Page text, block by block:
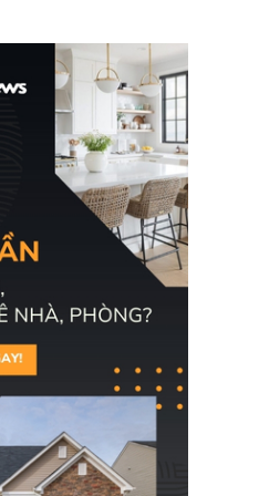
nguy cơ thiếu hụt lực
lượng trầm trọng. Điều
này cần được đặc biệt
chú ý bởi nếu các siêu
bão đổ bộ Hoa Kỳ ở nửa
cuối năm 2026, lực
lượng ứng phó “mỏng”
có thể làm nghẽn công
tác cứu trợ; dẫn đến hệ
thống ứng phó khẩn cấp
quốc gia quá tải.